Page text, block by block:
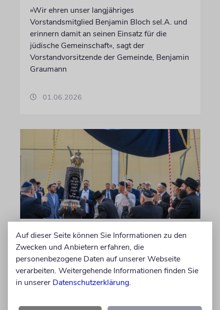
»Wir ehren unser langjähriges
Vorstandsmitglied Benjamin Bloch sel.A. und
erinnern damit an seinen Einsatz für die
jüdische Gemeinschaft«, sagt der
Vorstandvorsitzende der Gemeinde, Benjamin
Graumann
01.06.2026
FEST
Magdeburger Synagogen-
Gemeinde hat neue Torarolle
eingeweiht
neue Torarolle der Magdeburger Synagogen-
Auf dieser Seite können Sie Informationen zu den
Zwecken und Anbietern erfahren, die
personenbezogene Daten auf unserer Webseite
verarbeiten. Weitergehende Informationen finden Sie
in unserer Datenschutzerklärung.